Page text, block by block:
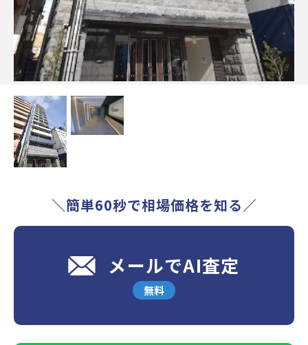
＼簡単60秒で相場価格を知る／
メールでAI査定
無料